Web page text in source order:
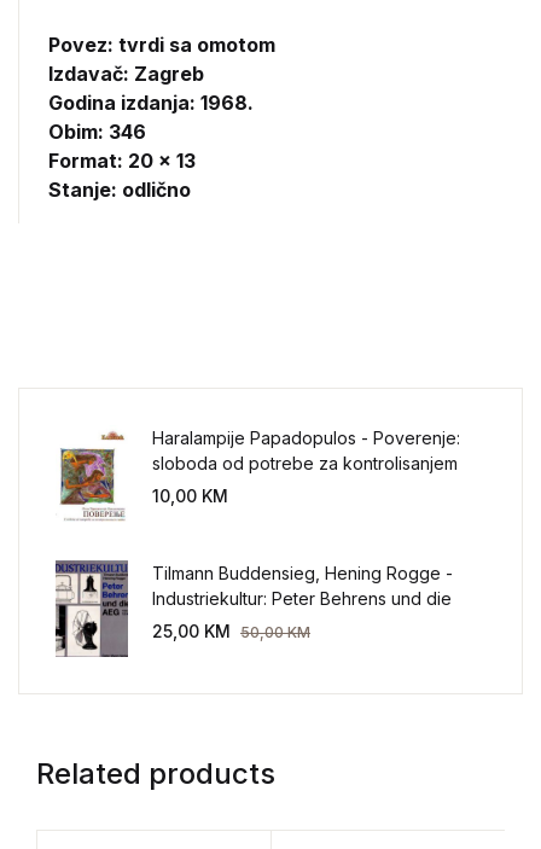
Povez: tvrdi sa omotom
Izdavač: Zagreb
Godina izdanja: 1968.
Obim: 346
Format: 20 x 13
Stanje: odlično
Haralampije Papadopulos - Poverenje:
sloboda od potrebe za kontrolisanjem
sveta
10,00 KM
Tilmann Buddensieg, Hening Rogge -
Industriekultur: Peter Behrens und die
AEG 1907-1914.
25,00 KM 50,00KM
Related products